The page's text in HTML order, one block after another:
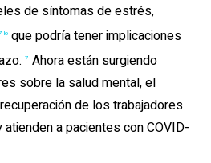
de síntomas de estrés,
loque podría tener implicaciones
7 Ahora están surgiendo
sobre la salud mental, el
de los trabajadores
a pacientes con COVID-